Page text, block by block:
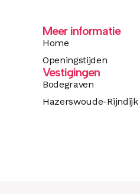
Meer informatie
Home
Openingstijden
Vestigingen
Bodegraven
Hazerswoude-Rijndijk